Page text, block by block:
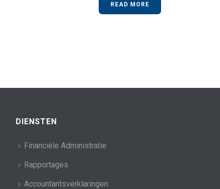
READ MORE
DIENSTEN
Financiële Administratie
Rapportages
Accountantsverklaringen